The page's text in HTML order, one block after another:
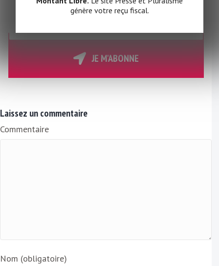
quotidienne et gratuite
o
E
i
l
JE M'ABONNE
Laissez un commentaire
Commentaire
Nom (obligatoire)
génère votre reçu fiscal.